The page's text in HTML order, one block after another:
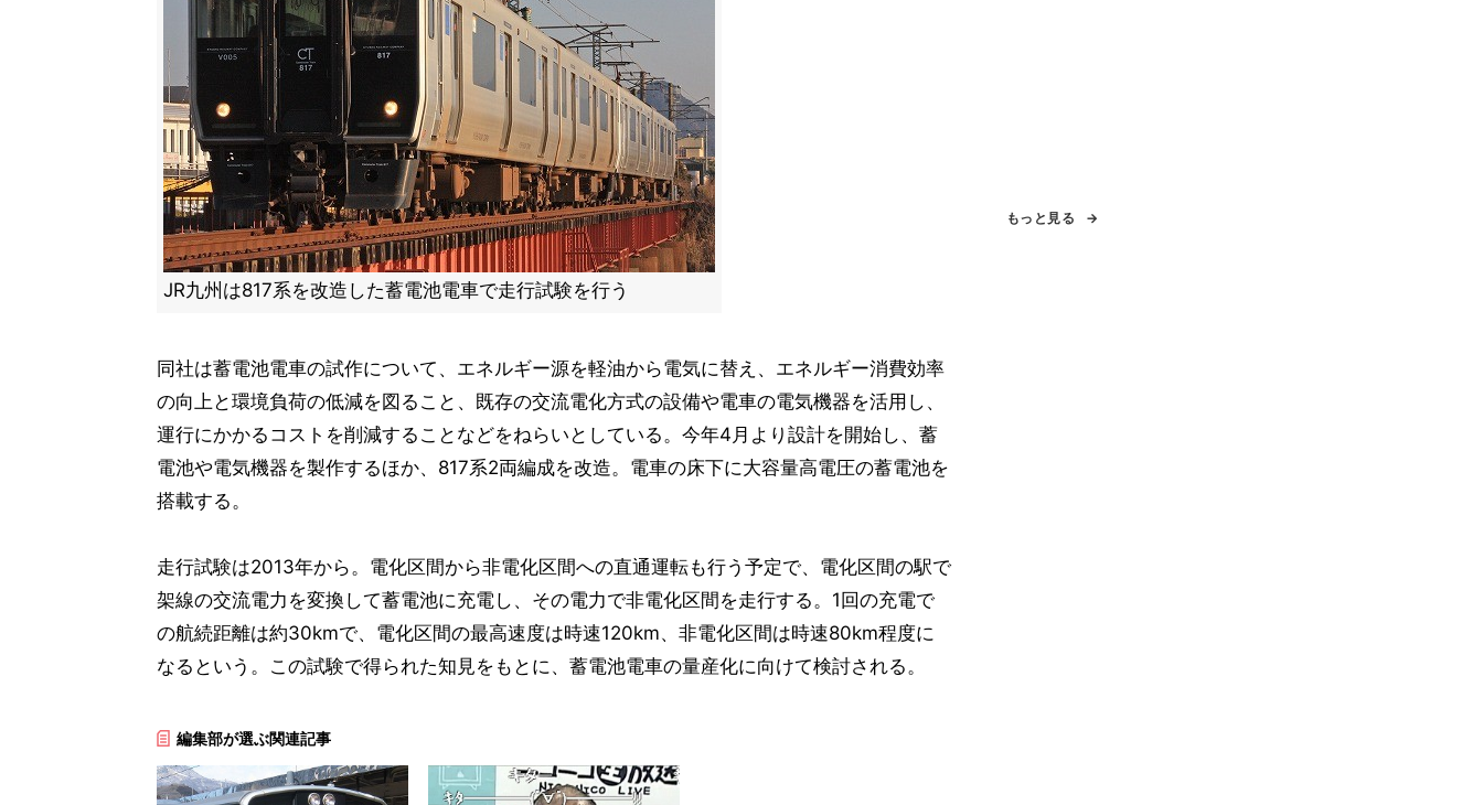
JR九州は817系を改造した蓄電池電車で走行試験を行う
同社は蓄電池電車の試作について、エネルギー源を軽油から電気に替え、エネルギー消費効率
の向上と環境負荷の低減を図ること、既存の交流電化方式の設備や電車の電気機器を活用し、
運行にかかるコストを削減することなどをねらいとしている。今年4月より設計を開始し、蓄
電池や電気機器を製作するほか、817系2両編成を改造。電車の床下に大容量高電圧の蓄電池を
搭載する。
走行試験は2013年から。電化区間から非電化区間への直通運転も行う予定で、電化区間の駅で
架線の交流電力を変換して蓄電池に充電し、その電力で非電化区間を走行する。1回の充電で
の航続距離は約30kmで、電化区間の最高速度は時速120km、非電化区間は時速80km程度に
なるという。この試験で得られた知見をもとに、蓄電池電車の量産化に向けて検討される。
編集部が選ぶ関連記事
もっと見る